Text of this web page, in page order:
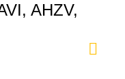
AHZV,